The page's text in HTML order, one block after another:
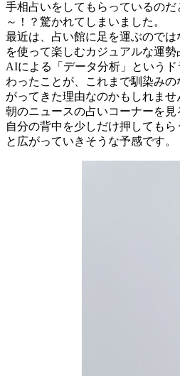
手相占いをしてもらっているの
～！？驚かれてしまいました。
最近は、占い館に足を運ぶので
を使って楽しむカジュアルな運勢
AIによる「データ分析」という
わったことが、これまで馴染み
がってきた理由なのかもしれませ
朝のニュースの占いコーナーを
自分の背中を少しだけ押しても
と広がっていきそうな予感です。